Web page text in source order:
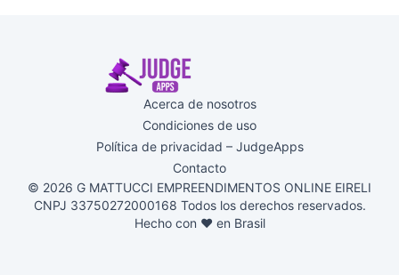
Acerca de nosotros
Condiciones de uso
Política de privacidad – JudgeApps
Contacto
© 2026 G MATTUCCI EMPREENDIMENTOS ONLINE EIRELI
CNPJ 33750272000168 Todos los derechos reservados.
Hecho con ♥ en Brasil